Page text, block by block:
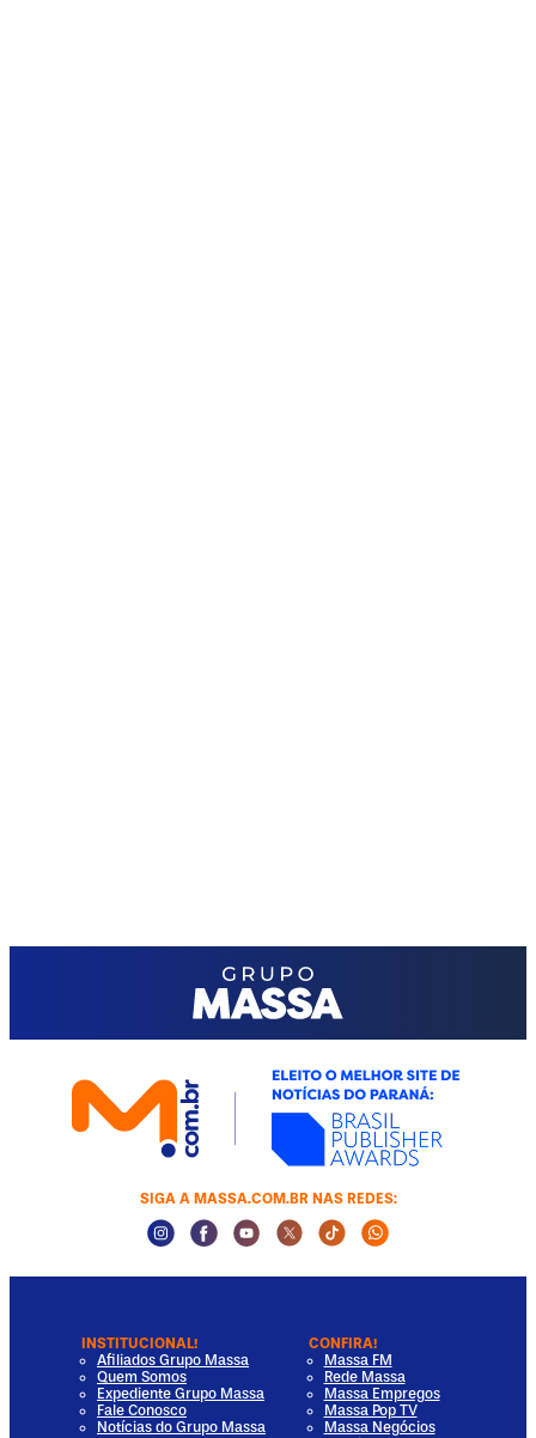
SIGA A MASSA.COM.BR NAS REDES:
Instagram Social Media
Facebook Social Media
Youtube Social Media
Twitter Social Media
Tiktok Social Media
Whatsapp
INSTITUCIONAL!
Afiliados Grupo Massa
Quem Somos
Expediente Grupo Massa
Fale Conosco
Notícias do Grupo Massa
CONFIRA!
Massa FM
Rede Massa
Massa Empregos
Massa Pop TV
Massa Negócios